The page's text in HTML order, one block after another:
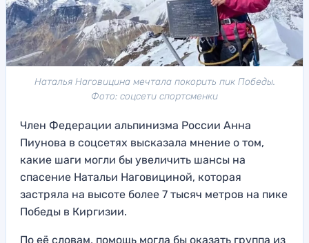
Наталья Наговицина мечтала покорить пик Победы.
Фото: соцсети спортсменки
Член Федерации альпинизма России Анна
Пиунова в соцсетях высказала мнение о том,
какие шаги могли бы увеличить шансы на
спасение Натальи Наговициной, которая
застряла на высоте более 7 тысяч метров на пике
Победы в Киргизии.
По её словам, помощь могла бы оказать группа из